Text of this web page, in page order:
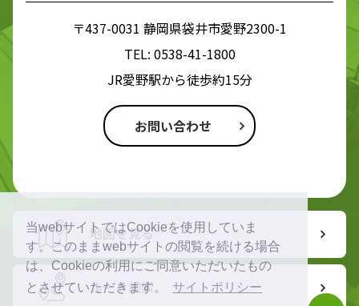
当webサイトではCookieを使用していま
す。このままwebサイトの閲覧を続ける場合
は、Cookieの利用にご同意いただいたもの
とさせていただきます。
サイトポリシー
〒437-0031 静岡県袋井市愛野2300-1
TEL: 0538-41-1800
JR愛野駅から徒歩約15分
お問い合わせ
地図を見る
ルート検索